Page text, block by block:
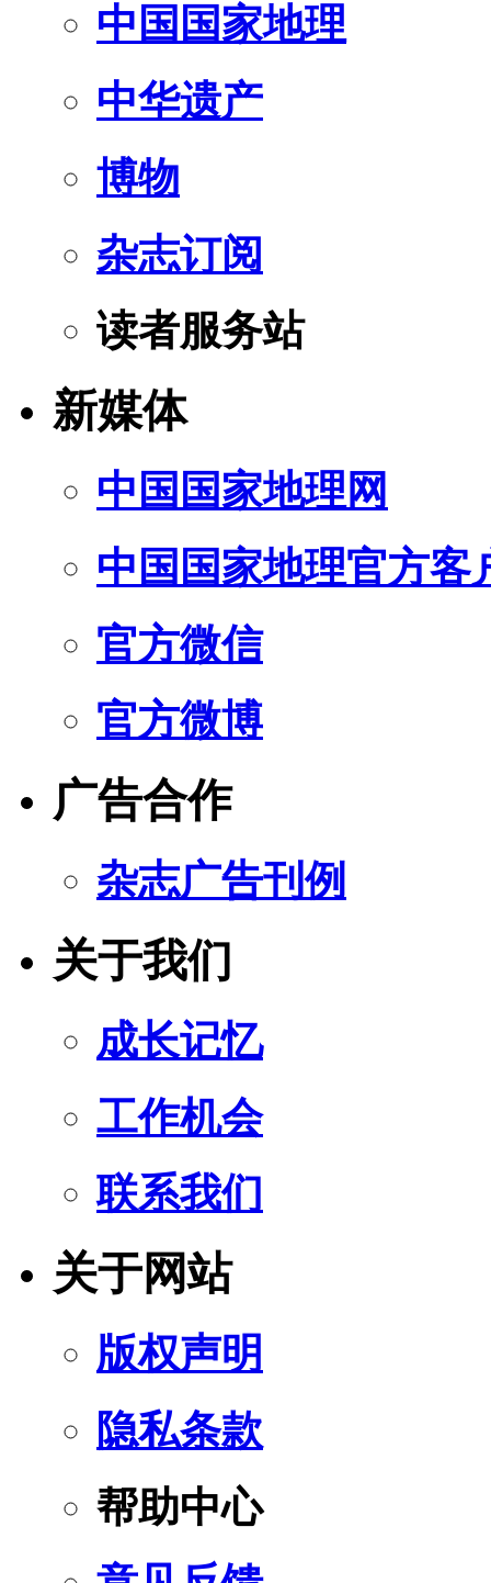
中国国家地理
中华遗产
博物
杂志订阅
读者服务站
新媒体
中国国家地理网
中国国家地理官方客
官方微信
官方微博
广告合作
杂志广告刊例
关于我们
成长记忆
工作机会
联系我们
关于网站
版权声明
隐私条款
帮助中心